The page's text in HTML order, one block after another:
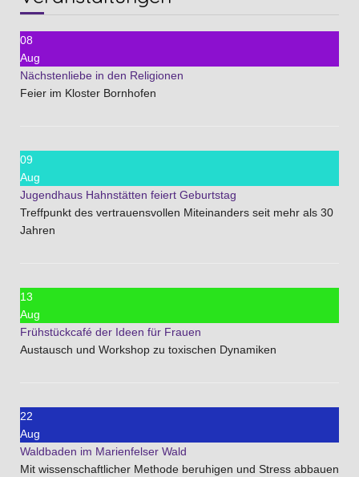
08
Aug
Nächstenliebe in den Religionen
Feier im Kloster Bornhofen
09
Aug
Jugendhaus Hahnstätten feiert Geburtstag
Treffpunkt des vertrauensvollen Miteinanders seit mehr als 30
Jahren
13
Aug
Frühstückcafé der Ideen für Frauen
Austausch und Workshop zu toxischen Dynamiken
22
Aug
Waldbaden im Marienfelser Wald
Mit wissenschaftlicher Methode beruhigen und Stress abbauen